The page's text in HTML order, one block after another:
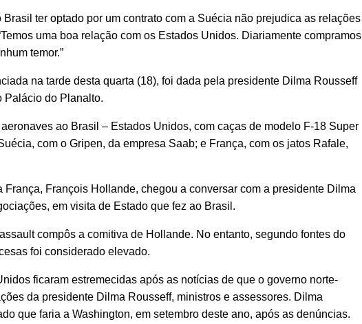
ter optado por um contrato com a Suécia não prejudica as relações
uma boa relação com os Estados Unidos. Diariamente compramos
temor.”
na tarde desta quarta (18), foi dada pela presidente Dilma Rousseff
Palácio do Planalto.
ao Brasil – Estados Unidos, com caças de modelo F-18 Super
com o Gripen, da empresa Saab; e França, com os jatos Rafale,
França, François Hollande, chegou a conversar com a presidente Dilma
em visita de Estado que fez ao Brasil.
compôs a comitiva de Hollande. No entanto, segundo fontes do
foi considerado elevado.
ficaram estremecidas após as notícias de que o governo norte-
da presidente Dilma Rousseff, ministros e assessores. Dilma
que faria a Washington, em setembro deste ano, após as denúncias.